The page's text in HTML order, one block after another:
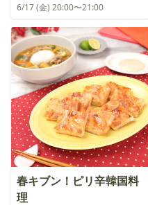
6/17 (金) 20:00〜21:00
春キブン！ピリ辛韓国料
理